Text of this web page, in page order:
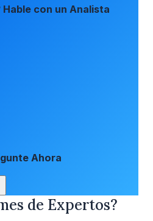
con un Analista
Ahora
de Expertos?